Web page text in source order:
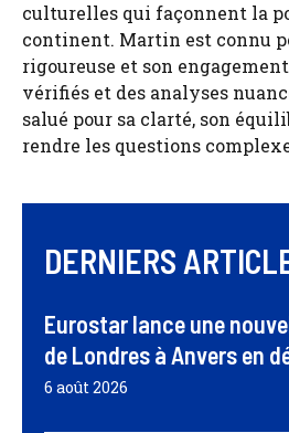
culturelles qui façonnent la
continent. Martin est connu
rigoureuse et son
vérifiés et des analyses
salué pour sa clarté, son
rendre les questions
DERNIERS
Eurostar lance une
de Londres à Anvers en
6 août 2026